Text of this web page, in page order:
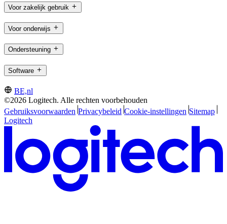
Voor zakelijk gebruik
Voor onderwijs
Ondersteuning
Software
BE,nl
©2026 Logitech. Alle rechten voorbehouden
Gebruiksvoorwaarden Privacybeleid Cookie-instellingen Sitemap
Logitech